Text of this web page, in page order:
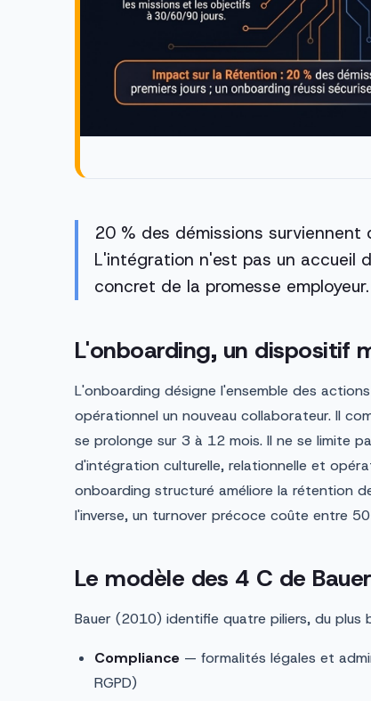
20 % des démissions surviennent
L'intégration n'est pas un accueil
concret de la promesse employeur.
L'onboarding, un dispositif
L'onboarding désigne l'ensemble des
opérationnel un nouveau collaborateur. Il
se prolonge sur 3 à 12 mois. Il ne se limite
d'intégration culturelle, relationnelle et
onboarding structuré améliore la rétention
l'inverse, un turnover précoce coûte entre
Le modèle des 4 C de Bauer
Bauer (2010) identifie quatre piliers, du plus
Compliance — formalités légales et
RGPD)